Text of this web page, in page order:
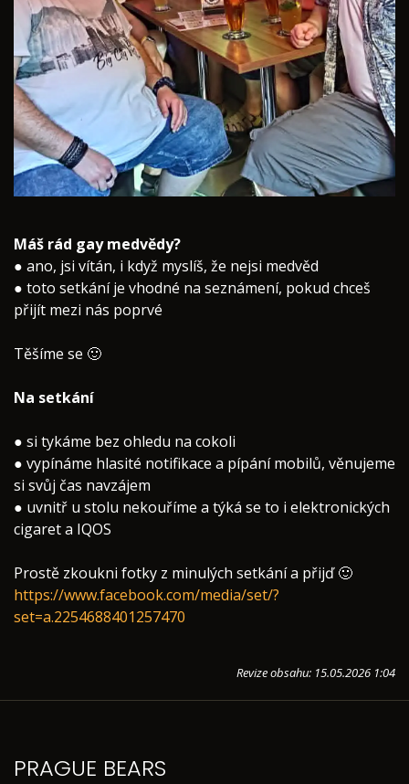
Máš rád gay medvědy?
● ano, jsi vítán, i když myslíš, že nejsi medvěd
● toto setkání je vhodné na seznámení, pokud chceš
přijít mezi nás poprvé
Těšíme se 🙂
Na setkání
● si tykáme bez ohledu na cokoli
● vypínáme hlasité notifikace a pípání mobilů, věnujeme
si svůj čas navzájem
● uvnitř u stolu nekouříme a týká se to i elektronických
cigaret a IQOS
Prostě zkoukni fotky z minulých setkání a přijď 🙂
https://www.facebook.com/media/set/?
set=a.2254688401257470
Revize obsahu: 15.05.2026 1:04
PRAGUE BEARS